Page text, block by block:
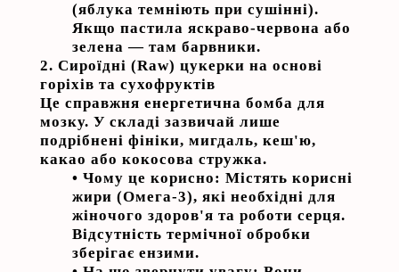
(яблука темніють при сушінні).
Якщо пастила яскраво-червона або
зелена — там барвники.
2. Сироїдні (Raw) цукерки на основі
горіхів та сухофруктів
Це справжня енергетична бомба для
мозку. У складі зазвичай лише
подрібнені фініки, мигдаль, кеш'ю,
какао або кокосова стружка.
• Чому це корисно: Містять корисні
жири (Омега-3), які необхідні для
жіночого здоров'я та роботи серця.
Відсутність термічної обробки
зберігає ензими.